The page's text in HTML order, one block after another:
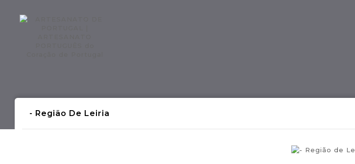
- Região De Leiria